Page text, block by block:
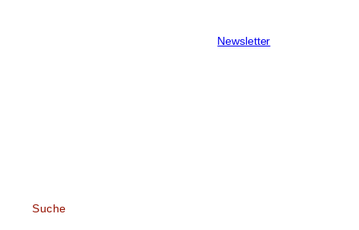
Newsletter
Suche